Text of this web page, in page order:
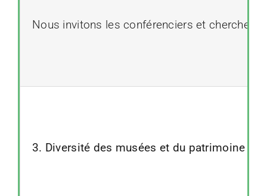
Nous invitons les conférenciers et
3. Diversité des musées et du patrimoine